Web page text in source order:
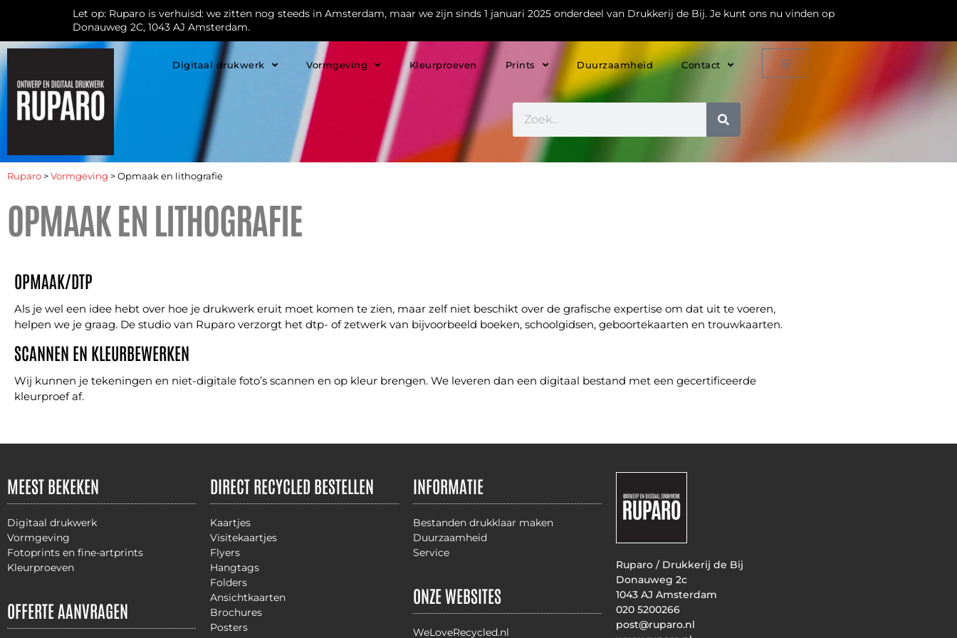
Let op: Ruparo is verhuisd: we zitten nog steeds in Amsterdam, maar we zijn sinds 1 januari 2025 onderdeel van Drukkerij de Bij. Je kunt ons nu vinden op
Donauweg 2C, 1043 AJ Amsterdam.
Digitaal drukwerk Vormgeving Kleurproeven Prints Duurzaamheid Contact
Ruparo > Vormgeving > Opmaak en lithografie
OPMAAK EN LITHOGRAFIE
OPMAAK/DTP
Als je wel een idee hebt over hoe je drukwerk eruit moet komen te zien, maar zelf niet beschikt over de grafische expertise om dat uit te voeren,
helpen we je graag. De studio van Ruparo verzorgt het dtp- of zetwerk van bijvoorbeeld boeken, schoolgidsen, geboortekaarten en trouwkaarten.
SCANNEN EN KLEURBEWERKEN
Wij kunnen je tekeningen en niet-digitale foto’s scannen en op kleur brengen. We leveren dan een digitaal bestand met een gecertificeerde
kleurproef af.
MEEST BEKEKEN
Digitaal drukwerk
Vormgeving
Fotoprints en fine-artprints
Kleurproeven
OFFERTE AANVRAGEN
DIRECT RECYCLED BESTELLEN
Kaartjes
Visitekaartjes
Flyers
Hangtags
Folders
Ansichtkaarten
Brochures
Posters
INFORMATIE
Bestanden drukklaar maken
Duurzaamheid
Service
ONZE WEBSITES
WeLoveRecycled.nl
Ruparo / Drukkerij de Bij
Donauweg 2c
1043 AJ Amsterdam
020 5200266
post@ruparo.nl